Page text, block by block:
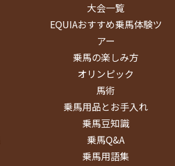
大会一覧
EQUIAおすすめ乗馬体験ツ
アー
乗馬の楽しみ方
オリンピック
馬術
乗馬用品とお手入れ
乗馬豆知識
乗馬Q&A
乗馬用語集